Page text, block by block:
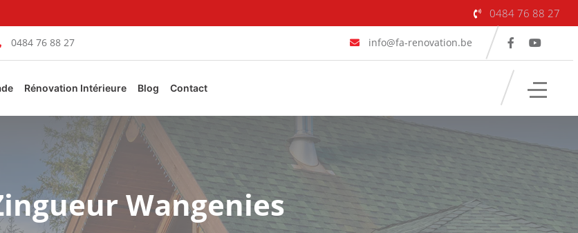
0484 76 88 27
0484 76 88 27 info@fa-renovation.be
Rénovation Intérieure Blog Contact
Wangenies